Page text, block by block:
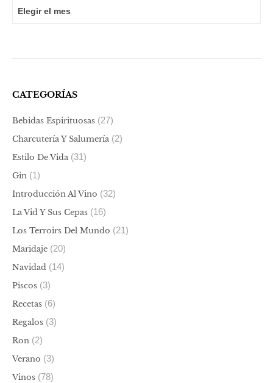
CATEGORÍAS
Bebidas Espirituosas (27)
Charcutería Y Salumería (2)
Estilo De Vida (31)
Gin (1)
Introducción Al Vino (32)
La Vid Y Sus Cepas (16)
Los Terroirs Del Mundo (21)
Maridaje (20)
Navidad (14)
Piscos (3)
Recetas (6)
Regalos (3)
Ron (2)
Verano (3)
Vinos (78)